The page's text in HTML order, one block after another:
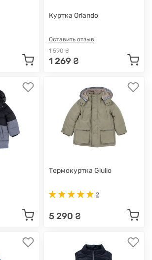
Куртка Orlando
Оставить отзыв
1 590 ₴
1 269 ₴
Термокуртка Giulio
2
5 290 ₴